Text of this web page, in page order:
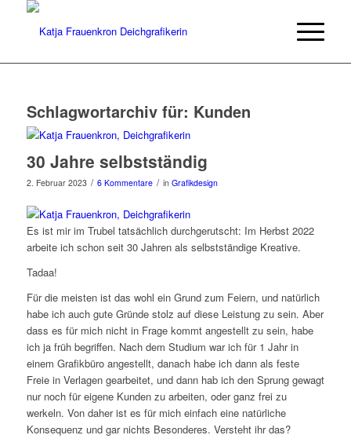
Schlagwortarchiv für: Kunden
30 Jahre selbstständig
2. Februar 2023 / 6 Kommentare / in Grafikdesign
Es ist mir im Trubel tatsächlich durchgerutscht: Im Herbst 2022
arbeite ich schon seit 30 Jahren als selbstständige Kreative.
Tadaa!
Für die meisten ist das wohl ein Grund zum Feiern, und natürlich
habe ich auch gute Gründe stolz auf diese Leistung zu sein. Aber
dass es für mich nicht in Frage kommt angestellt zu sein, habe
ich ja früh begriffen. Nach dem Studium war ich für 1 Jahr in
einem Grafikbüro angestellt, danach habe ich dann als feste
Freie in Verlagen gearbeitet, und dann hab ich den Sprung gewagt
nur noch für eigene Kunden zu arbeiten, oder ganz frei zu
werkeln. Von daher ist es für mich einfach eine natürliche
Konsequenz und gar nichts Besonderes. Versteht ihr das?